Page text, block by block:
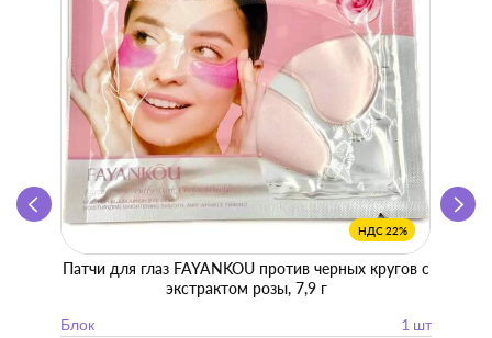
НДС 22%
Патчи для глаз FAYANKOU против черных кругов с
экстрактом розы, 7,9 г
Блок
1 шт